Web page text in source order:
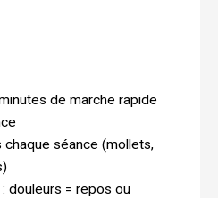
de marche rapide
chaque séance (mollets,
: douleurs = repos ou